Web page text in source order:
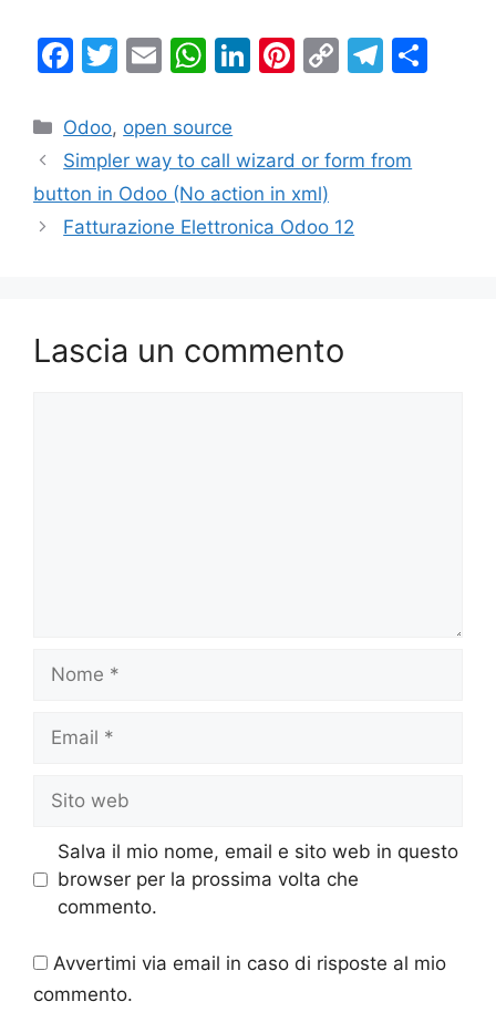
F
c
e
b
o
T
itt
er
E
ai
l
W
at
s
A
p
Li
e
dI
n
Pi
e
st
C
y
n
T
gr
Categorie
Odoo, open source
Simpler way to call wizard or form from
button in Odoo (No action in xml)
Fatturazione Elettronica Odoo 12
Lascia un commento
Nome
Email
Sito
web
Salva il mio nome, email e sito web in questo
browser per la prossima volta che
commento.
Avvertimi via email in caso di risposte al mio
commento.